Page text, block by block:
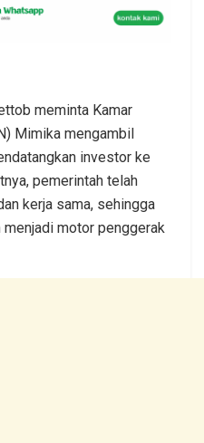
meminta Kamar
Mimika mengambil
investor ke
pemerintah telah
kerja sama, sehingga
menjadi motor penggerak